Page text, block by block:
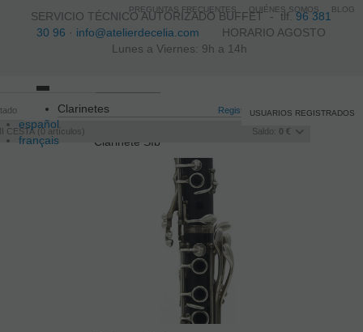
SERVICIO TÉCNICO AUTORIZADO BUFFET -tlf.96 381
30 96 · info@atelierdecelia.com HORARIO AGOSTO
Lunes a Viernes: 9h a 14h
español
français
Registro /Iniciar sesión
CESTA 0 artículos Saldo: 0 €
USUARIOS REGISTRADOS
navigation
Clarinetes
Clarinete SIb
PREGUNTAS FRECUENTES QUIÉNES SOMOS BLOG